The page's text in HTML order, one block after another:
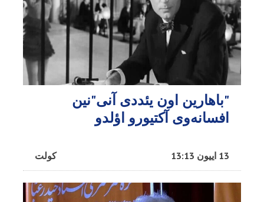
"باهارین اون یئددی آنی"نین
افسانه‌وی آکتیورو اؤلدو
کولت 13 اییون 13:13